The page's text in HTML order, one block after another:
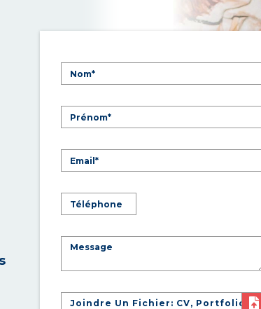
Joindre Un Fichier: CV, Portfolio